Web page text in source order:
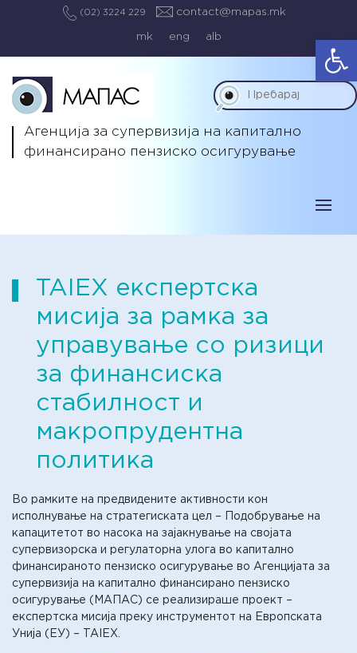
(02) 3224 229 contact@mapas.mk
mk eng alb
Агенција за супервизија на капитално
финансирано пензиско осигурување
TAIEX експертска
мисија за рамка за
управување со ризици
за финансиска
стабилност и
макропрудентна
политика
Во рамките на предвидените активности кон
исполнување на стратегиската цел – Подобрување на
капацитетот во насока на зајакнување на својата
супервизорска и регулаторна улога во капитално
финансираното пензиско осигурување во Агенцијата за
супервизија на капитално финансирано пензиско
осигурување (МАПАС) се реализираше проект –
експертска мисија преку инструментот на Европската
Унија (ЕУ) – TAIEX.